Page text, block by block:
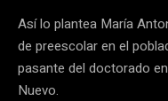
Así lo plantea María
de preescolar en el
pasante del doctorado
Nuevo.